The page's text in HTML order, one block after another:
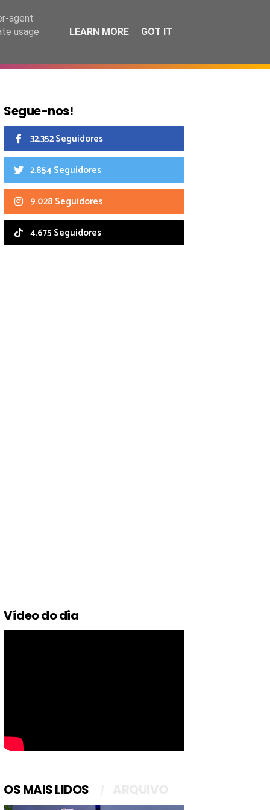
CALENDÁRIO
Segue-nos!
32.352 Seguidores
2.854 Seguidores
9.028 Seguidores
4.675 Seguidores
Vídeo do dia
OS MAIS LIDOS
agent
usage
LEARN MORE GOT IT